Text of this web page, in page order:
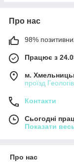
Про нас
98%
Працює з
м.
проїзд
Контакти
Сьогодні
Показати
Про нас